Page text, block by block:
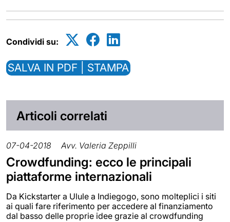
Condividi su:
SALVA IN PDF | STAMPA
Articoli correlati
07-04-2018 Avv. Valeria Zeppilli
Crowdfunding: ecco le principali
piattaforme internazionali
Da Kickstarter a Ulule a Indiegogo, sono molteplici i siti
ai quali fare riferimento per accedere al finanziamento
dal basso delle proprie idee grazie al crowdfunding